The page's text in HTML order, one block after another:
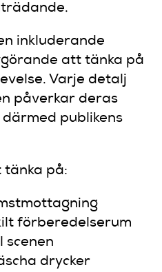
inkluderande
att tänka på
Varje detalj
påverkar deras
publikens
tänka på:
förberedelserum
scenen
drycker